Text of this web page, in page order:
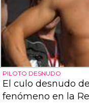
PILOTO DESNUDO
El culo desnudo
fenómeno en la